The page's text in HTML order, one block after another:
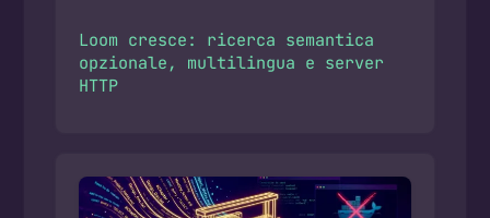
Loom cresce: ricerca semantica
opzionale, multilingua e server
HTTP